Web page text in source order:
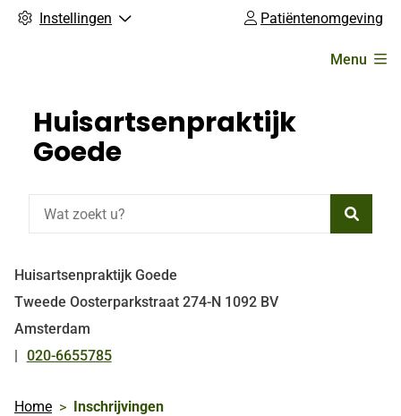
Instellingen Patiëntenomgeving
Menu
Huisartsenpraktijk
Goede
Huisartsenpraktijk Goede
Tweede Oosterparkstraat 274-N 1092 BV
Amsterdam
Tel:
020-6655785
Home Inschrijvingen